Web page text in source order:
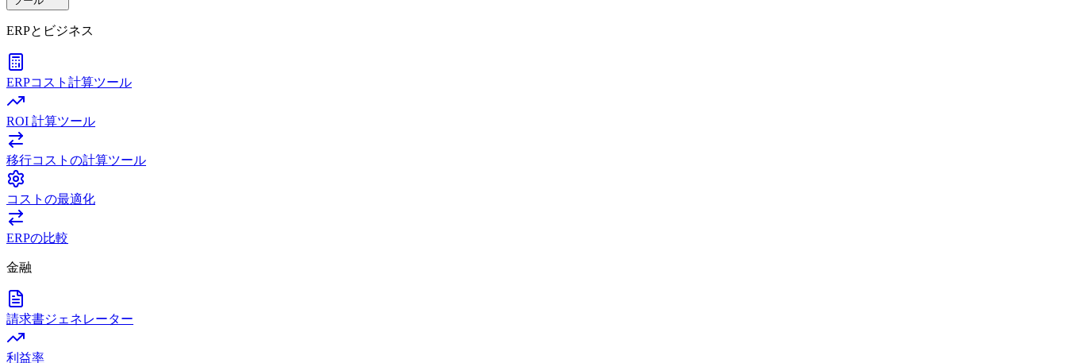
ERPとビジネス
ERPコスト計算ツール
ROI 計算ツール
移行コストの計算ツール
コストの最適化
ERPの比較
金融
請求書ジェネレーター
利益率